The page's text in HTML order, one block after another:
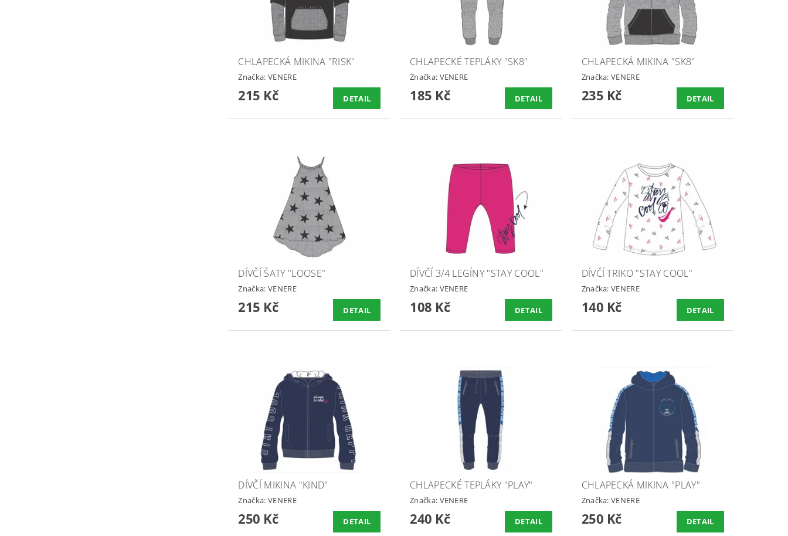
CHLAPECKÁ MIKINA "RISK"
Značka: VENERE
215 Kč DETAIL
CHLAPECKÉ TEPLÁKY "SK8"
Značka: VENERE
185 Kč DETAIL
CHLAPECKÁ MIKINA "SK8"
Značka:VENERE
235 Kč DETAIL
DÍVČÍ ŠATY "LOOSE"
Značka: VENERE
215 Kč DETAIL
DÍVČÍ 3/4 LEGÍNY "STAY COOL"
Značka: VENERE
108 Kč DETAIL
DÍVČÍ TRIKO "STAY COOL"
Značka:VENERE
140 Kč DETAIL
DÍVČÍ MIKINA "KIND"
Značka: VENERE
250 Kč DETAIL
CHLAPECKÉ TEPLÁKY "PLAY"
Značka: VENERE
240 Kč DETAIL
CHLAPECKÁ MIKINA "PLAY"
Značka:VENERE
250 Kč DETAIL